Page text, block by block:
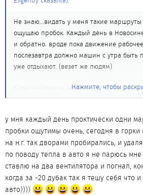
Не знаю...видать у меня такие
ощущаю пробок. Каждый день в
и обратно. вроде пока движение
послезавтра должно машин с утра быть
уже отдыхают. (везет же людям)
А где покупал то одеялку и почем ? а то я
натыкался в магазинах.
Нажмите, чтобы
у мня каждый день проктически одни
пробки ощутимы очень, сегодня в горки
на н.г. так дворами пробирались, и
по поводу тепла в авто я не парюсь
ставлю на два вентилятора и погнал,
когда за -20 дубак так я тешу себя что
авто))))